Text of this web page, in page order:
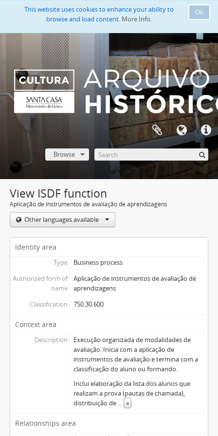
Ok
This website uses cookies to enhance your ability to
browse and load content. More Info.
Browse
View ISDF function
Aplicação de instrumentos de avaliação de aprendizagens
Other languages available
Identity area
Type
Business process
Authorized form of
name
Aplicação de instrumentos de avaliação de
aprendizagens
Classification
750.30.600
Context area
Description
Execução organizada de modalidades de
avaliação. Inicia com a aplicação de
instrumentos de avaliação e termina com a
classificação do aluno ou formando.
Inclui elaboração da lista dos alunos que
realizam a prova (pautas de chamada),
distribuição de ... »
Relationships area